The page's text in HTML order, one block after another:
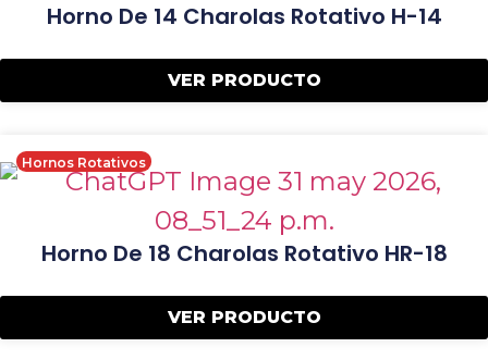
Horno De 14 Charolas Rotativo H-14
VER PRODUCTO
Horno De 18 Charolas Rotativo HR-18
VER PRODUCTO
Hornos Rotativos